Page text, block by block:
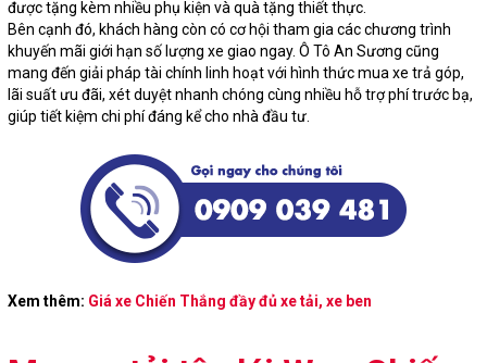
được tặng kèm nhiều phụ kiện và quà tặng thiết thực.
Bên cạnh đó, khách hàng còn có cơ hội tham gia các chương trình
khuyến mãi giới hạn số lượng xe giao ngay. Ô Tô An Sương cũng
mang đến giải pháp tài chính linh hoạt với hình thức mua xe trả góp,
lãi suất ưu đãi, xét duyệt nhanh chóng cùng nhiều hỗ trợ phí trước bạ,
giúp tiết kiệm chi phí đáng kể cho nhà đầu tư.
Xem thêm: Giá xe Chiến Thắng đầy đủ xe tải, xe ben